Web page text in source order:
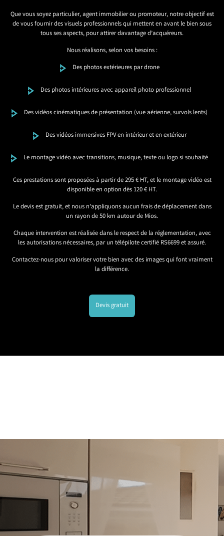
Que vous soyez particulier, agent immobilier ou promoteur, notre objectif est
de vous fournir des visuels professionnels qui mettent en avant le bien sous
tous ses aspects, pour attirer davantage d’acquéreurs.
Nous réalisons, selon vos besoins :
Des photos extérieures par drone
Des photos intérieures avec appareil photo professionnel
Des vidéos cinématiques de présentation (vue aérienne, survols lents)
Des vidéos immersives FPV en intérieur et en extérieur
Le montage vidéo avec transitions, musique, texte ou logo si souhaité
Ces prestations sont proposées à partir de 295 € HT, et le montage vidéo est
disponible en option dès 120 € HT.
Le devis est gratuit, et nous n’appliquons aucun frais de déplacement dans
un rayon de 50 km autour de Mios.
Chaque intervention est réalisée dans le respect de la réglementation, avec
les autorisations nécessaires, par un télépilote certifié RS6699 et assuré.
Contactez-nous pour valoriser votre bien avec des images qui font vraiment
la différence.
Devis gratuit